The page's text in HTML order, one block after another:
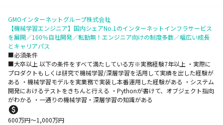
GMOインターネットグループ株式会社
【機械学習エンジニア】国内シェアNo.1のインターネットインフラサービス
を展開／100％自社開発／転勤無！エンジニア向けの制度多数／幅広い成長
とキャリアパス
■必須条件
■大卒以上 以下の条件をすべて満たしている方※実務経験7年以上 ・実際に
プロダクトもしくは研究で機械学習/深層学習を活用して実績を出した経験が
ある ・機械学習モデルを実業務で実装し本番運用した経験がある ・システム
開発におけるテストをきちんと行える ・Pythonが書けて、オブジェクト指向
がわかる ・一通りの機械学習・深層学習の知識がある
600万円〜1,000万円